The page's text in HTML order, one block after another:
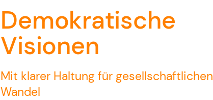
Demokratische
Visionen
Mit klarer Haltung für gesellschaftlichen
Wandel